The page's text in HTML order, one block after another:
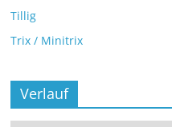
Tillig
Trix / Minitrix
Verlauf